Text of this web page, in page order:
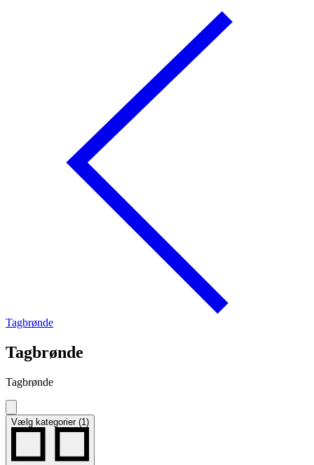
Tagbrønde
Tagbrønde
Tagbrønde
Vælg kategorier (1)